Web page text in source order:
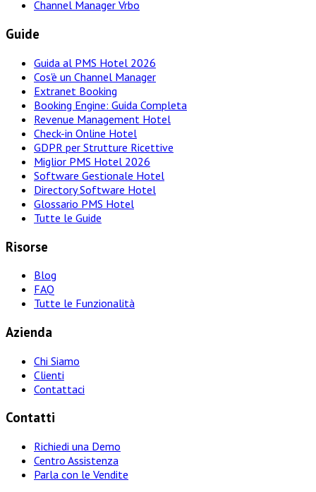
Channel Manager Vrbo
Guide
Guida al PMS Hotel 2026
Cos'è un Channel Manager
Extranet Booking
Booking Engine: Guida Completa
Revenue Management Hotel
Check-in Online Hotel
GDPR per Strutture Ricettive
Miglior PMS Hotel 2026
Software Gestionale Hotel
Directory Software Hotel
Glossario PMS Hotel
Tutte le Guide
Risorse
Blog
FAQ
Tutte le Funzionalità
Azienda
Chi Siamo
Clienti
Contattaci
Contatti
Richiedi una Demo
Centro Assistenza
Parla con le Vendite